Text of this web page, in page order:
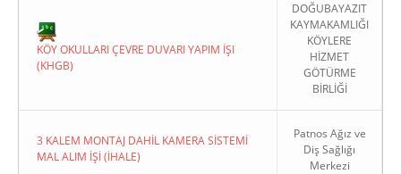
KÖY OKULLARI ÇEVRE DUVARI YAPIM İŞI
(KHGB)
DOĞUBAYAZIT
KAYMAKAMLIĞI
KÖYLERE
HİZMET
GÖTÜRME
BİRLİĞİ
3 KALEM MONTAJ DAHİL KAMERA SİSTEMİ
MAL ALIM İŞİ (İHALE)
Patnos Ağız ve
Diş Sağlığı
Merkezi